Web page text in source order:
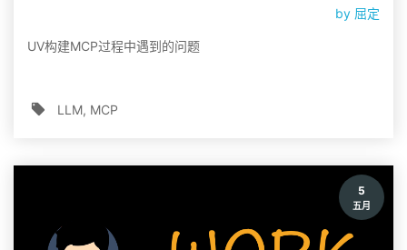
by 屈定
UV构建MCP过程中遇到的问题
LLM MCP
5
五月